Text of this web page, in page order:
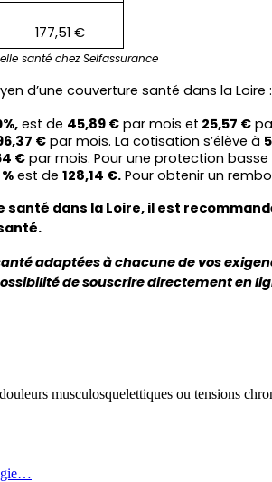
177,51 €
santé chez Selfassurance
d’une couverture santé dans la Loire :
est de 45,89 € par mois et 25,57 €
€ par mois. La cotisation s’élève à
€ par mois. Pour une protection
est de 128,14 €. Pour obtenir un
dans la Loire, il est
adaptées à chacune de vos
de souscrire directement en
musculosquelettiques ou tensions